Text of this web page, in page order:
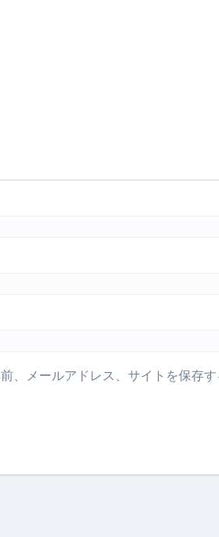
？②【30秒でわかる効果まとめ】
秒でわかる効果まとめ】#バナナ
団”で肩・首・足元の冷えを根こそ
シンサレート・羽毛・人工羽毛・
ル＆セット割完全攻略ガイド｜海
ト（IN MIST）とは何か──「飲む
法――「ただのイベント」を一生
い。日常の“重だるさ”を軽くする選
対応・防寒・撥水・作業用（ニト
い・タイプ別比較・価格の考え方
リッパー・ニッパー・電動まで、
、メールアドレス、サイトを保存す